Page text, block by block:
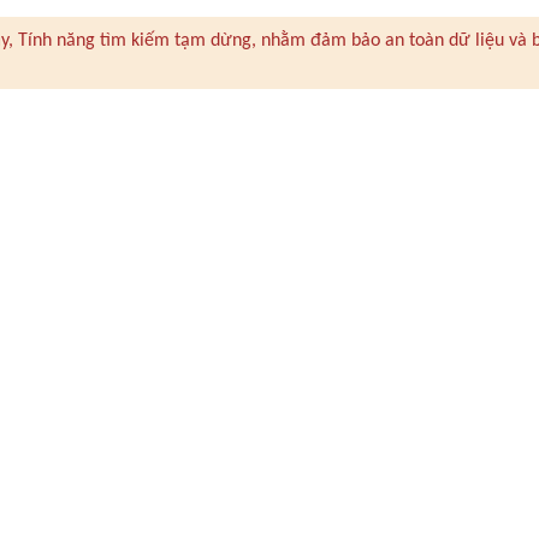
Tính năng tìm kiếm tạm dừng, nhằm đảm bảo an toàn dữ liệu và